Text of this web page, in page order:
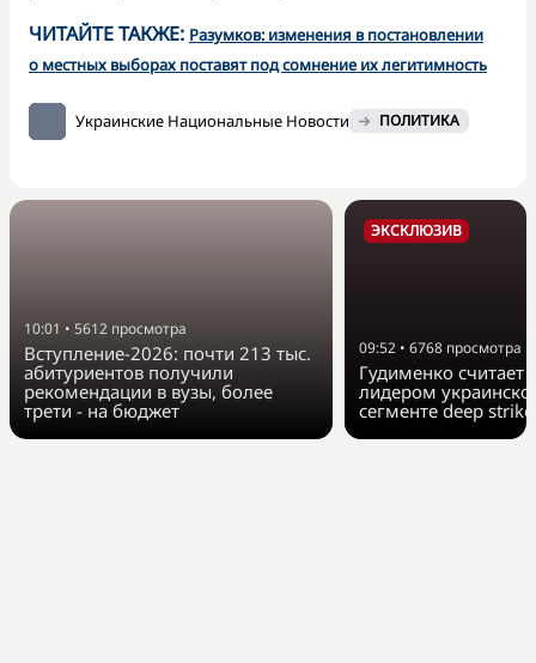
ЧИТАЙТЕ ТАКЖЕ: Разумков: изменения в постановлении
о местных выборах поставят под сомнение их легитимность
Украинские Национальные Новости ПОЛИТИКА
10:01 • 5612 просмотра
Вступление-2026: почти 213 тыс.
абитуриентов получили
рекомендации в вузы, более
трети - на бюджет
ЭКСКЛЮЗИВ
09:52 • 6768 просмотра
Гудименко считает
лидером
сегменте deep strike